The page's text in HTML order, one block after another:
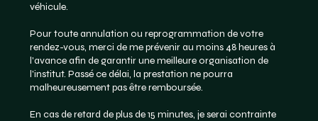
véhicule.
Pour toute annulation ou reprogrammation de votre
rendez-vous, merci de me prévenir au moins 48 heures à
l'avance afin de garantir une meilleure organisation de
l'institut. Passé ce délai, la prestation ne pourra
malheureusement pas être remboursée.
En cas de retard de plus de 15 minutes, je serai contrainte